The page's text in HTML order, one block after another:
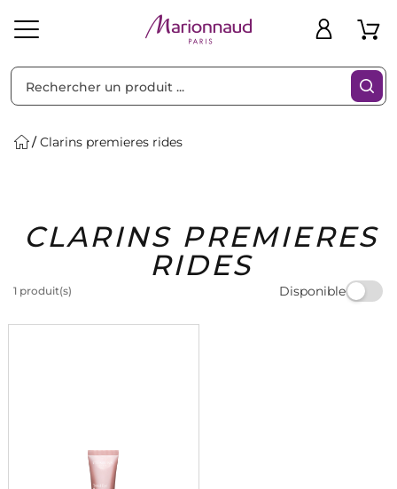
Solaire Homme Marques Idées
Cadeaux
Bons
Plans
Clarins premieres rides
CLARINS PREMIERES
RIDES
1 produit(s) Disponible
Filtres